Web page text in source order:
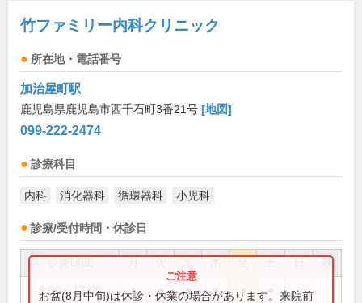
竹ファミリー内科クリニック
所在地・電話番号
加治屋町駅
鹿児島県鹿児島市西千石町3番21号 [地図]
099-222-2474
診療科目
内科 消化器科 循環器科 小児科
診療/受付時間・休診日
祝
9:00～13:00 ● ● ● ● ●
お盆(8月中旬)は休診・休業の場合があります。来院前